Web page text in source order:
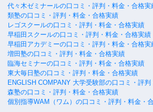
代々木ゼミナールの口コミ・評判・料金・合格実
類塾の口コミ・評判・料金・合格実績
レゴスクールの口コミ・評判・料金・合格実績
早稲田スクールの口コミ・評判・料金・合格実績
早稲田アカデミーの口コミ・評判・料金・合格実
増田塾の口コミ・評判・料金・合格実績
臨海セミナーの口コミ・評判・料金・合格実績
東大毎日塾の口コミ・評判・料金・合格実績
ENGLISH COMPANY 大学受験部の口コミ・評
森塾の口コミ・評判・料金・合格実績
個別指導WAM（ワム）の口コミ・評判・料金・